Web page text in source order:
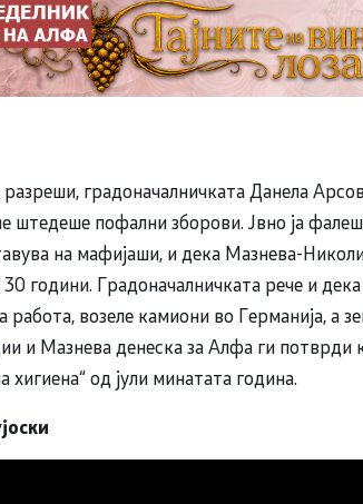
градоначалничката Данела
штедеше пофални зборови. Јвно ја
на мафијаши, и дека Мазнева-
години. Градоначалничката рече и
работа, возеле камиони во Германија, а
и Мазнева денеска за Алфа ги потврди
хигиена“ од јули минатата година.